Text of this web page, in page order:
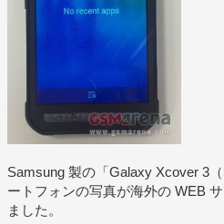
Samsung 製の「Galaxy Xcover 3
ートフォンの写真が海外の WEB
ました。